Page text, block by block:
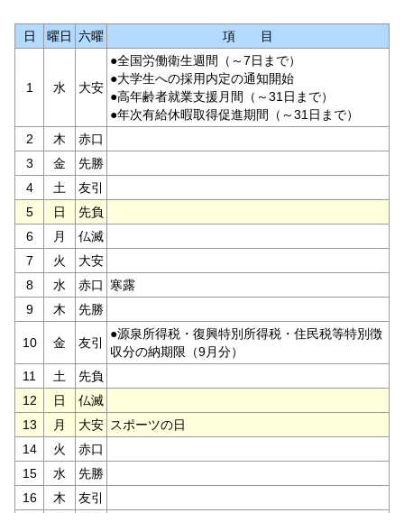
日 曜日 六曜 項 目
1 水 大安
●全国労働衛生週間（～7日まで）
●大学生への採用内定の通知開始
●高年齢者就業支援月間（～31日まで）
●年次有給休暇取得促進期間（～31日まで）
2
木
赤口
3
金
先勝
4
土
友引
5
日
先負
6
月
仏滅
7
火
大安
8
水 赤口
寒露
9
木 先勝
10 金 友引
●源泉所得税・復興特別所得税・住民税等特別徴
収分の納期限（9月分）
11
土
先負
12
日
仏滅
13
月 大安 スポーツの日
14
火
赤口
15
水
先勝
16
木
友引